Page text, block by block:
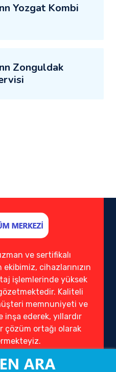
Yozgat Kombi
Zonguldak
ve sertifikalı
cihazlarınızın
işlemlerinde yüksek
Kaliteli
memnuniyeti ve
ederek, yıllardır
çözüm ortağı olarak